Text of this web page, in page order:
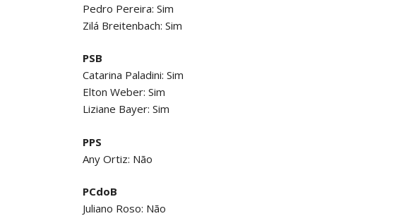
Pedro Pereira: Sim
Zilá Breitenbach: Sim
PSB
Catarina Paladini: Sim
Elton Weber: Sim
Liziane Bayer: Sim
PPS
Any Ortiz: Não
PCdoB
Juliano Roso: Não